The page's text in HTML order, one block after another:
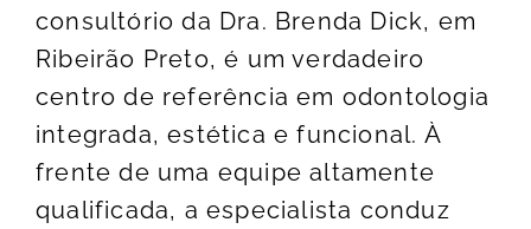
consultório da Dra. Brenda Dick, em
Ribeirão Preto, é um verdadeiro
centro de referência em odontologia
integrada, estética e funcional. À
frente de uma equipe altamente
qualificada, a especialista conduz